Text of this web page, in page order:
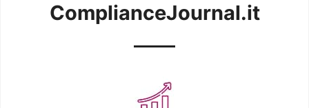
ComplianceJournal.it